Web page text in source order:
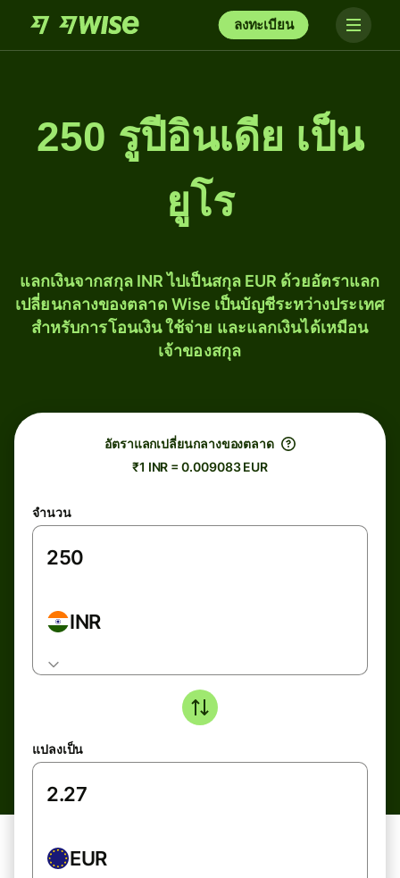
ลงทะเบียน
250 รูปีอินเดีย เป็น
ยูโร
แลกเงินจากสกุล INR ไปเป็นสกุล EUR ด้วยอัตราแลก
เปลี่ยนกลางของตลาด Wise เป็นบัญชีระหว่างประเทศ
สำหรับการโอนเงิน ใช้จ่าย และแลกเงินได้เหมือน
เจ้าของสกุล
อัตราแลกเปลี่ยนกลางของตลาด
₹1 INR = 0.009083 EUR
จำนวน
INR
แปลงเป็น
EUR